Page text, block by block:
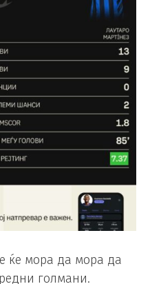
ќе мора да мора да
голмани.